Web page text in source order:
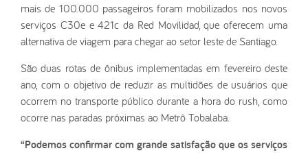
mais de 100.000 passageiros foram mobilizados nos novos
serviços C30e e 421c da Red Movilidad, que oferecem uma
alternativa de viagem para chegar ao setor leste de Santiago.
São duas rotas de ônibus implementadas em fevereiro deste
ano, com o objetivo de reduzir as multidões de usuários que
ocorrem no transporte público durante a hora do rush, como
ocorre nas paradas próximas ao Metrô Tobalaba.
“Podemos confirmar com grande satisfação que os serviços